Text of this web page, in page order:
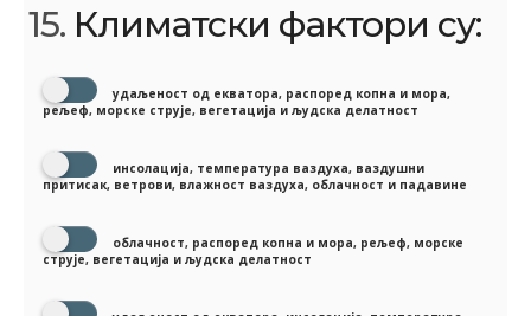
15. Климатски фактори су:
удаљеност од екватора, распоред копна и мора,
рељеф, морске струје, вегетација и људска делатност
инсолација, температура ваздуха, ваздушни
притисак, ветрови, влажност ваздуха, облачност и падавине
облачност, распоред копна и мора, рељеф, морске
струје, вегетација и људска делатност